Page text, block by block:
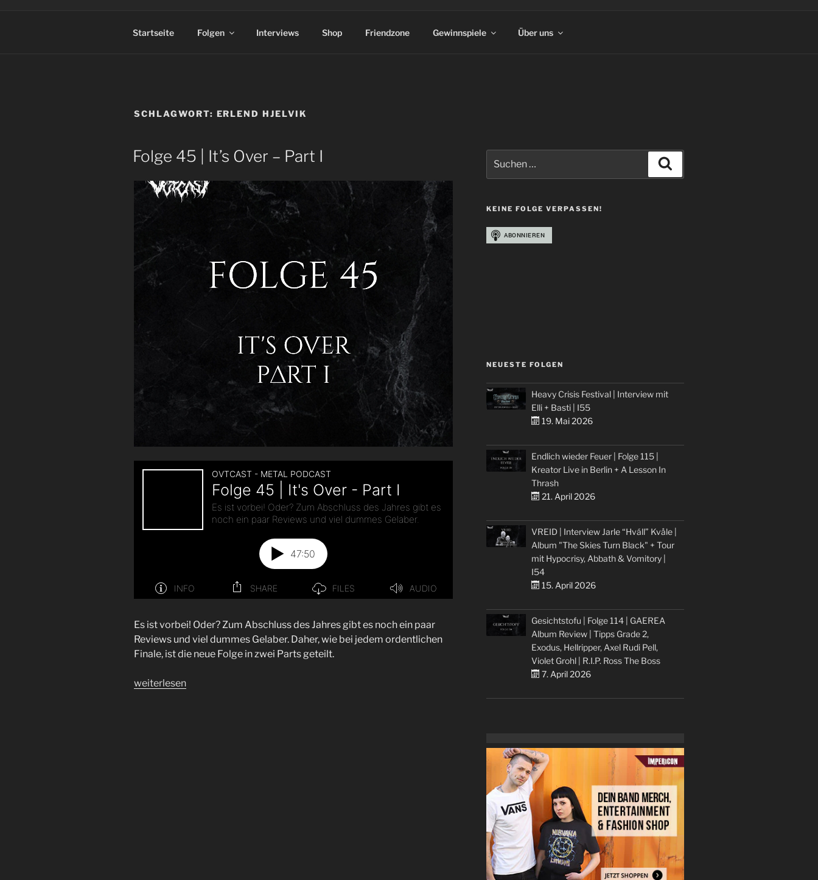
Startseite Folgen Interviews Shop Friendzone Gewinnspiele Über uns
SCHLAGWORT: ERLEND HJELVIK
Folge 45 | It’s Over – Part I
Es ist vorbei! Oder? Zum Abschluss des Jahres gibt es noch ein paar
Reviews und viel dummes Gelaber. Daher, wie bei jedem ordentlichen
Finale, ist die neue Folge in zwei Parts geteilt.
„Folge
weiterlesen
nach:
KEINE FOLGE VERPASSEN!
NEUESTE FOLGEN
Heavy Crisis Festival | Interview mit
Elli + Basti | I55
19. Mai 2026
Endlich wieder Feuer | Folge 115 |
Kreator Live in Berlin + A Lesson In
Thrash
21. April 2026
VREID | Interview Jarle “Hváll” Kvåle |
Album "The Skies Turn Black" + Tour
mit Hypocrisy, Abbath & Vomitory |
I54
15. April 2026
Gesichtstofu | Folge 114 | GAEREA
Album Review | Tipps Grade 2,
Exodus, Hellripper, Axel Rudi Pell,
Violet Grohl | R.I.P. Ross The Boss
7. April 2026